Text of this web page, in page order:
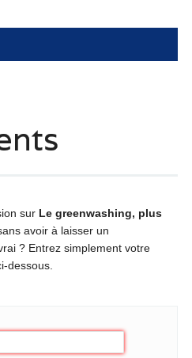
sur Le greenwashing, plus
avoir à laisser un
? Entrez simplement votre
dessous.